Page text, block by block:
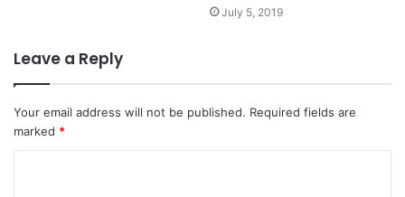
July 5, 2019
Leave a Reply
Your email address will not be published. Required fields are
marked *